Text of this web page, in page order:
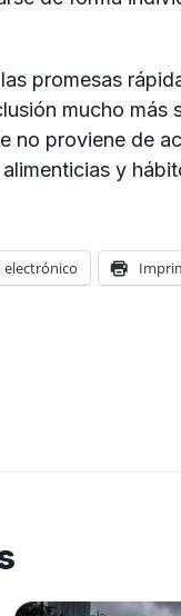
promesas
mucho más
no proviene de
y
electrónico